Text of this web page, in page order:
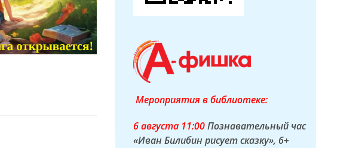
Мероприятия в библиотеке:
6 августа 11:00Познавательный час
«Иван Билибин рисует сказку», 6+